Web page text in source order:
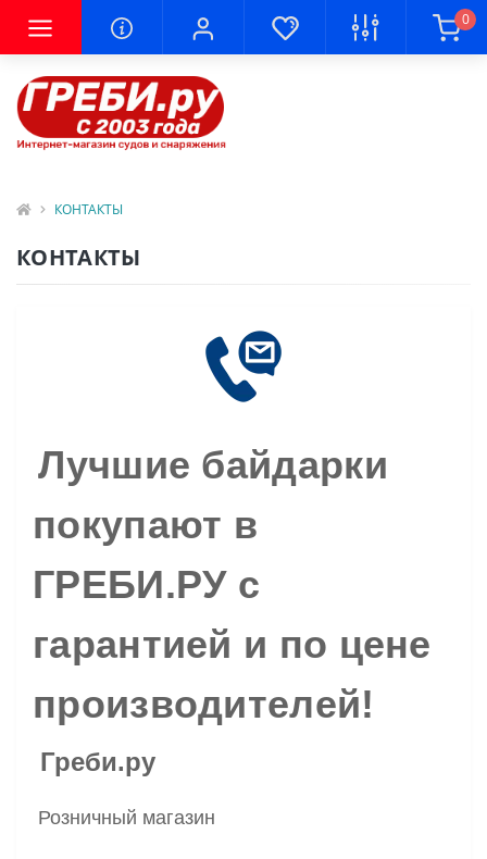
0
КОНТАКТЫ
КОНТАКТЫ
Лучшие байдарки
покупают в
ГРЕБИ.РУ с
гарантией и по цене
производителей!
Греби.ру
Розничный магазин